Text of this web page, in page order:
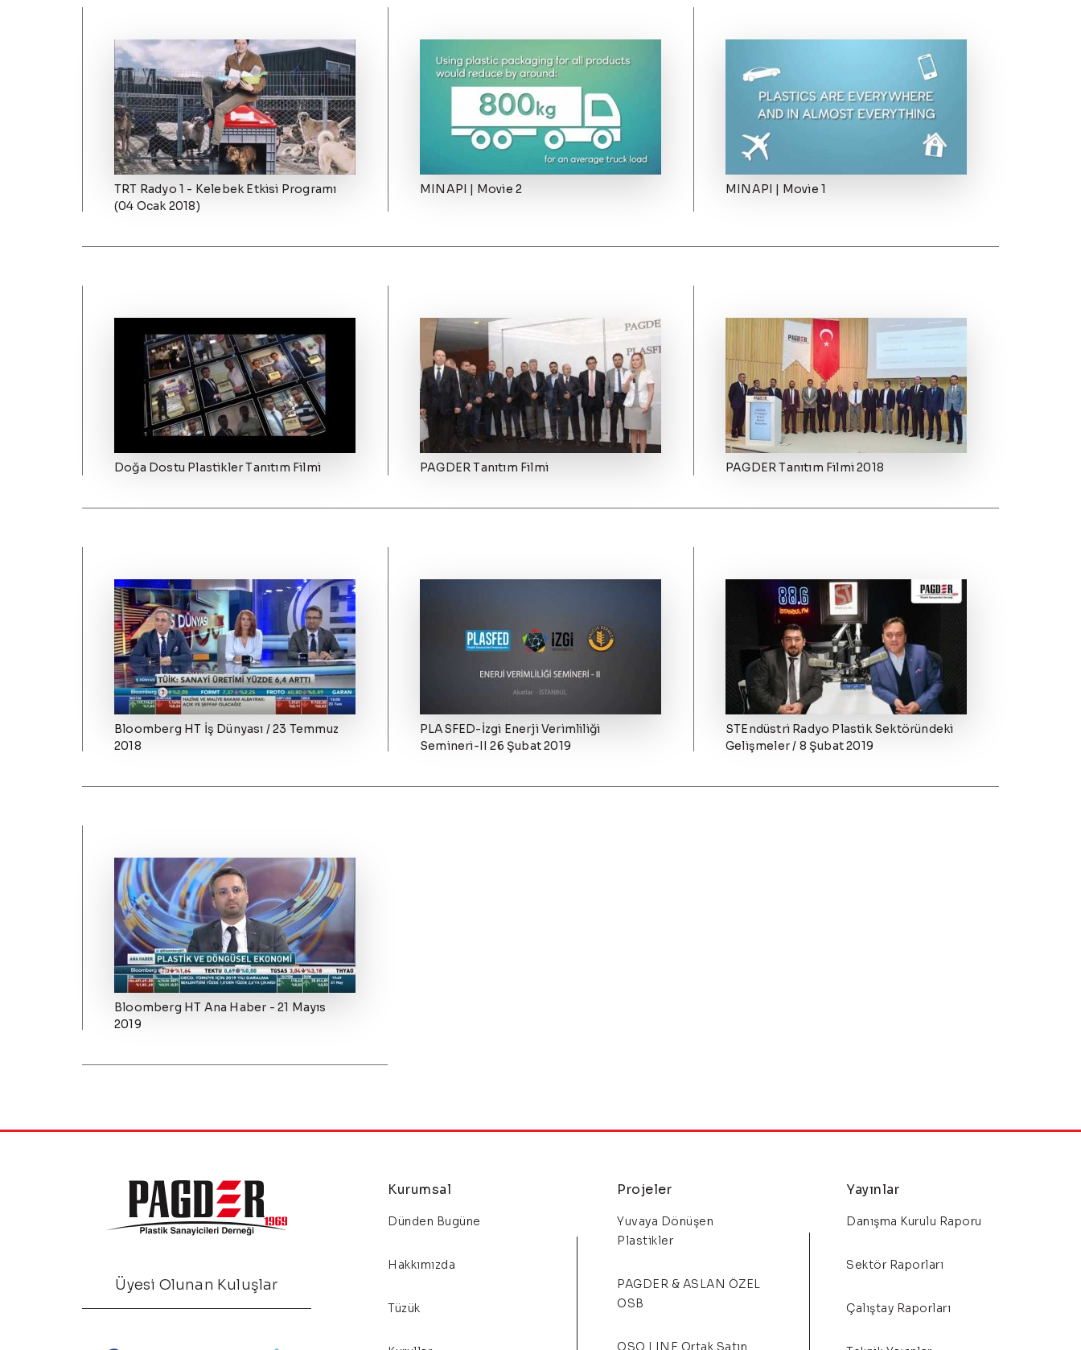
TRT Radyo 1 - Kelebek Etkisi Programı
(04 Ocak 2018)
MINAPI | Movie 2 MINAPI | Movie 1
Doğa Dostu Plastikler Tanıtım Filmi PAGDER Tanıtım Filmi PAGDER Tanıtım Filmi 2018
Bloomberg HT İş Dünyası / 23 Temmuz
2018
PLASFED-İzgi Enerji Verimliliği
Semineri-II 26 Şubat 2019
STEndüstri Radyo Plastik Sektöründeki
Gelişmeler / 8 Şubat 2019
Bloomberg HT Ana Haber - 21 Mayıs
2019
Üyesi Olunan Kuluşlar
Kurumsal
Dünden Bugüne
Hakkımızda
Tüzük
Projeler
Yuvaya Dönüşen
Plastikler
PAGDER & ASLAN ÖZEL
OSB
OSO LINE Ortak Satın
Yayınlar
Danışma Kurulu Raporu
Sektör Raporları
Çalıştay Raporları